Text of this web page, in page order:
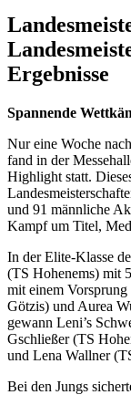
Ergebnisse
Spannende
Nur eine Woche
fand in der
Highlight statt.
und 91 männliche
Kampf um Titel,
In der Elite-Klasse
(TS Hohenems) mit
mit einem
Götzis) und Aurea
gewann Leni’s
Gschließer (TS
und Lena Wallner
Bei den Jungs